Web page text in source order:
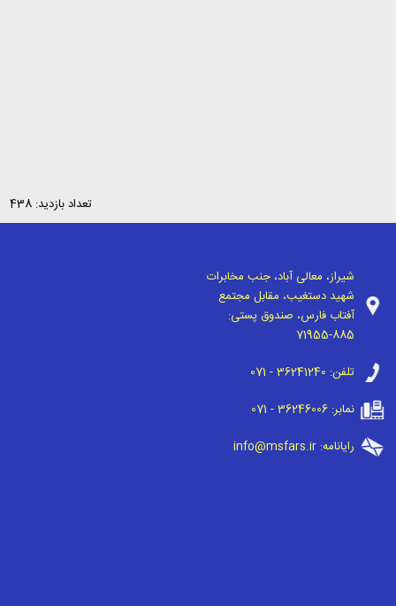
تعداد بازدید: 438
شیراز، معالی آباد، جنب مخابرات
شهید دستغیب، مقابل مجتمع
آفتاب فارس، صندوق پستی:
71955-885
تلفن: 071 - 36241240
نمابر:071 - 36246006
رایانامه:info@msfars.ir